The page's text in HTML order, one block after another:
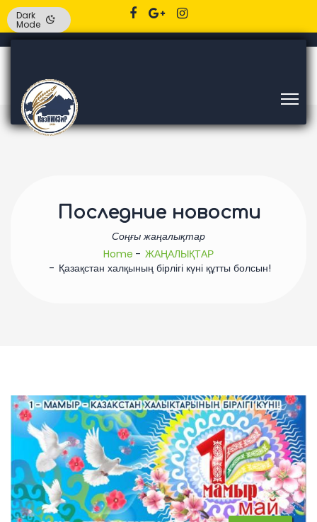
Последние новости
Соңғы жаңалықтар
Home
ЖАҢАЛЫҚТАР
Қазақстан халқының бірлігі күні құтты болсын!
Dark
Mode